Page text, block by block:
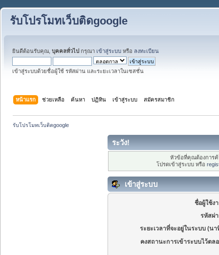
รับโปรโมทเว็บติดgoogle
ยินดีต้อนรับคุณ, บุคคลทั่วไป กรุณา เข้าสู่ระบบ หรือ ลงทะเบียน
เข้าสู่ระบบด้วยชื่อผู้ใช้ รหัสผ่าน และระยะเวลาในเซสชั่น
หน้าแรก ช่วยเหลือ ค้นหา ปฏิทิน เข้าสู่ระบบ สมัครสมาชิก
รับโปรโมทเว็บติดgoogle
ระวัง!
หัวข้อที่คุณต้องการ
โปรดเข้าสู่ระบบ หรือ
เข้าสู่ระบบ
ชื่อผู้ใช้ง
รหัสผ่
ระยะเวลาที่จะอยู่ในระบบ (นา
คงสถานะการเข้าระบบไว้ตล